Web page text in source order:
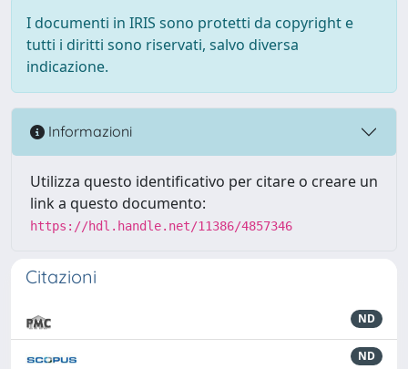
I documenti in IRIS sono protetti da copyright e
tutti i diritti sono riservati, salvo diversa
indicazione.
Informazioni
Utilizza questo identificativo per citare o creare un
link a questo documento:
https://hdl.handle.net/11386/4857346
Citazioni
ND
ND